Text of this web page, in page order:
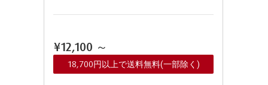
¥12,100 ～
18,700円以上で送料無料(一部除く)